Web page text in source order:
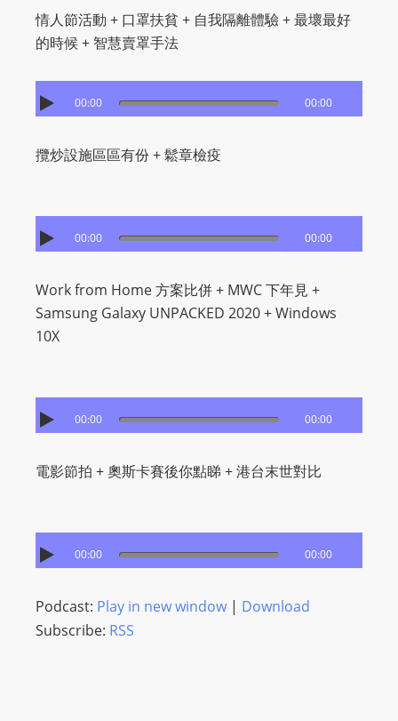
情人節活動 + 口罩扶貧 + 自我隔離體驗 + 最壞最好
的時候 + 智慧賣罩手法
00:00 00:00
攬炒設施區區有份 + 鬆章檢疫
00:00 00:00
Work from Home 方案比併 + MWC 下年見 +
Samsung Galaxy UNPACKED 2020 + Windows
10X
00:00 00:00
電影節拍 + 奧斯卡賽後你點睇 + 港台末世對比
00:00 00:00
Podcast: Play in new window| Download
Subscribe: RSS